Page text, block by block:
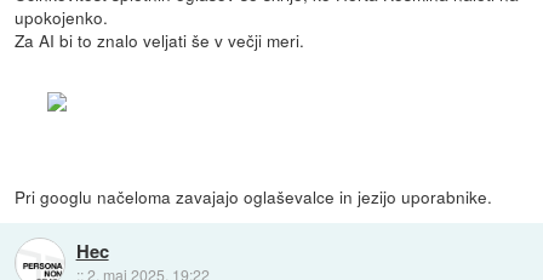
upokojenko.
Za AI bi to znalo veljati še v večji meri.
Pri googlu načeloma zavajajo oglaševalce in jezijo uporabnike.
Hec
::2. maj 2025, 19:22